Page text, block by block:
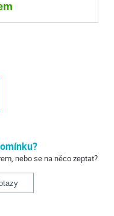
nebo se na něco zeptat?